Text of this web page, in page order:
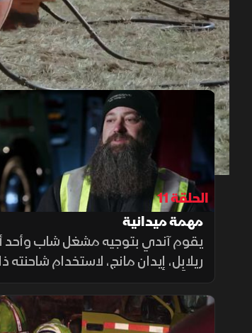
1x auto
حلقات الموسم 14
الحلقة 11
مهمة ميدانية
يقوم آندي بتوجيه مشغل شاب وأحد
ريلابِل، إيدان مانج، لاستخدام شاحنته
الواحد لإزالة جرار يسد مدخل كووك
ثم يتولى دالن إزالة المقطورة
حفارة خردة.